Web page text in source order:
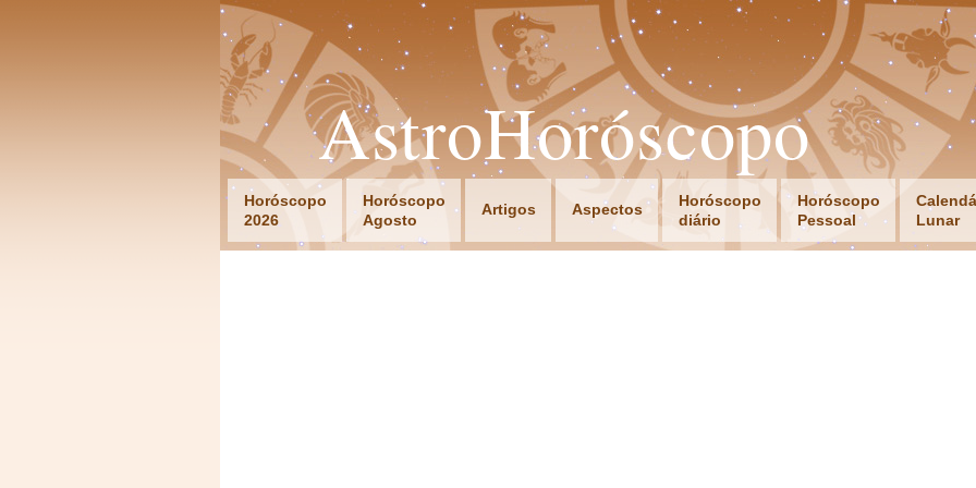
AstroHoróscopo
Horóscopo
2026
Horóscopo
Agosto
Artigos Aspectos
Horóscopo
diário
Horóscopo
Pessoal
Lunar